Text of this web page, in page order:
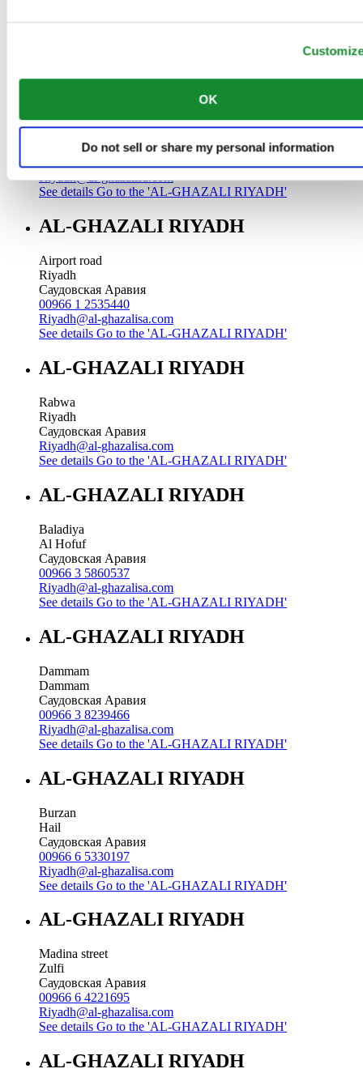
OK
Do not sell or share my personal information
00966 1 4561410
AL-GHAZALI RIYADH
Olaya
Саудовская Аравия
00966 1 4628858
Riyadh@al-ghazalisa.com
See details Go to the 'AL-GHAZALI RIYADH'
AL-GHAZALI RIYADH
Airport road
Riyadh
Саудовская Аравия
00966 1 2535440
Riyadh@al-ghazalisa.com
See details Go to the 'AL-GHAZALI RIYADH'
AL-GHAZALI RIYADH
Rabwa
Riyadh
Саудовская Аравия
Riyadh@al-ghazalisa.com
See details Go to the 'AL-GHAZALI RIYADH'
AL-GHAZALI RIYADH
Baladiya
Al Hofuf
Саудовская Аравия
00966 3 5860537
Riyadh@al-ghazalisa.com
See details Go to the 'AL-GHAZALI RIYADH'
AL-GHAZALI RIYADH
Dammam
Dammam
Саудовская Аравия
00966 3 8239466
Riyadh@al-ghazalisa.com
See details Go to the 'AL-GHAZALI RIYADH'
AL-GHAZALI RIYADH
Burzan
Hail
Саудовская Аравия
00966 6 5330197
Riyadh@al-ghazalisa.com
See details Go to the 'AL-GHAZALI RIYADH'
AL-GHAZALI RIYADH
Madina street
Zulfi
Саудовская Аравия
00966 6 4221695
Riyadh@al-ghazalisa.com
See details Go to the 'AL-GHAZALI RIYADH'
AL-GHAZALI RIYADH